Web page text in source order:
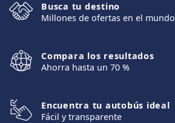
Busca tu destino
Millones de ofertas en el mundo
Compara los resultados
Ahorra hasta un 70 %
Encuentra tu autobús ideal
Fácil y transparente